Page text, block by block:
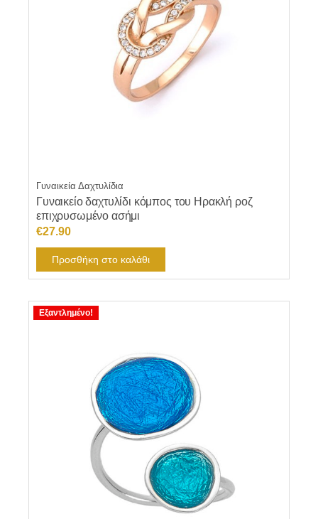
Γυναικεία Δαχτυλίδια
Γυναικείο δαχτυλίδι κόμπος του Ηρακλή ροζ
επιχρυσωμένο ασήμι
€27.90
Προσθήκη στο καλάθι
Εξαντλημένο!